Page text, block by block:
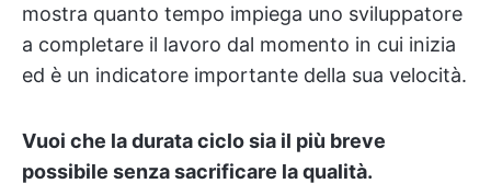
mostra quanto tempo impiega uno sviluppatore
a completare il lavoro dal momento in cui inizia
ed è un indicatore importante della sua velocità.
Vuoi che la durata ciclo sia il più breve
possibile senza sacrificare la qualità.